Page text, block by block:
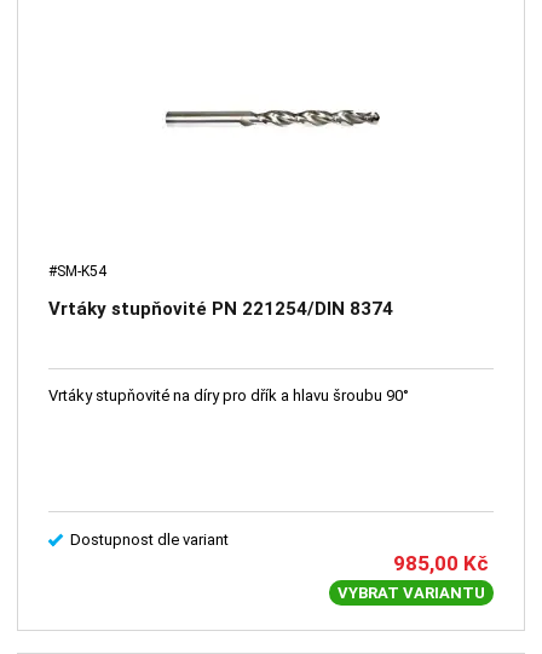
#SM-K54
Vrtáky stupňovité PN 221254/DIN 8374
Vrtáky stupňovité na díry pro dřík a hlavu šroubu 90°
Dostupnost dle variant
985,00 Kč
VYBRAT VARIANTU